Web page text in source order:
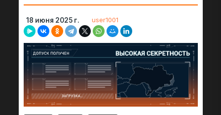
18 июня 2025 г. user1001